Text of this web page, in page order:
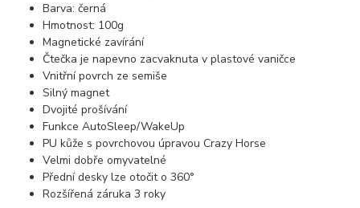
Barva: černá
Hmotnost: 100g
Magnetické zavírání
Čtečka je napevno zacvaknuta v plastové vaničce
Vnitřní povrch ze semiše
Silný magnet
Dvojité prošívání
Funkce AutoSleep/WakeUp
PU kůže s povrchovou úpravou Crazy Horse
Velmi dobře omyvatelné
Přední desky lze otočit o 360°
Rozšířená záruka 3 roky